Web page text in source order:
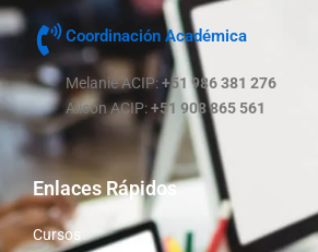
Coordinación Académica
Melanie ACIP:+51 986 381 276
Alison ACIP:+51 908 865 561
Enlaces Rápidos
Cursos